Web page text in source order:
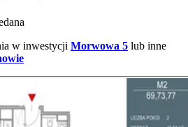
w inwestycji Morwowa 5 lub inne